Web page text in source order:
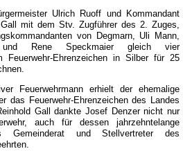
Ulrich Ruoff und Kommandant
mit dem Stv. Zugführer des 2. Zuges,
von Degmarn, Uli Mann,
Rene Speckmaier gleich vier
Feuerwehr-Ehrenzeichen in Silber für 25
Feuerwehrmann erhielt der ehemalige
das Feuerwehr-Ehrenzeichen des Landes
Gall dankte Josef Denzer nicht nur
auch für dessen jahrzehntelange
Gemeinderat und Stellvertreter des